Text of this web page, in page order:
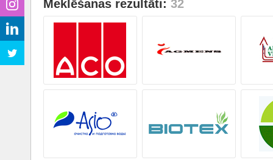
Meklēšanas rezultāti: 32